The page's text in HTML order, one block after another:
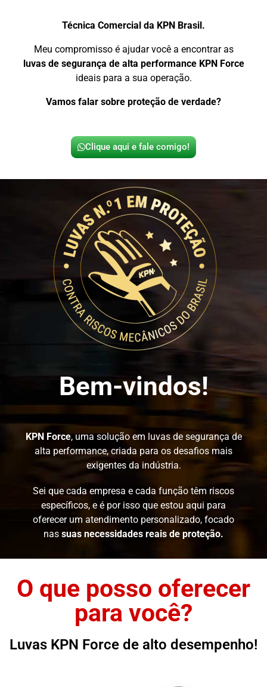
Técnica Comercial da KPN Brasil.
Meu compromisso é ajudar você a encontrar as
luvas de segurança de alta performance KPN Force
ideais para a sua operação.
Vamos falar sobre proteção de verdade?
Clique aqui e fale comigo!
Bem-vindos!
KPN Force, uma solução em luvas de segurança de
alta performance, criada para os desafios mais
exigentes da indústria.
Sei que cada empresa e cada função têm riscos
específicos, e é por isso que estou aqui para
oferecer um atendimento personalizado, focado
nas suas necessidades reais de proteção.
O que posso oferecer
para você?
Luvas KPN Force de alto desempenho!